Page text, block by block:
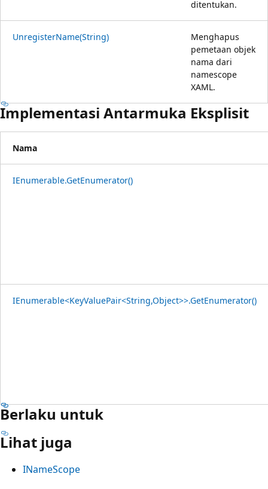
ditentukan.
UnregisterName(String)
Menghapus
pemetaan objek
nama dari
namescope
XAML.
Implementasi Antarmuka Eksplisit
Nama
IEnumerable.GetEnumerator()
IEnumerable<KeyValuePair<String,Object>>.GetEnumerator()
Berlaku untuk
Lihat juga
INameScope